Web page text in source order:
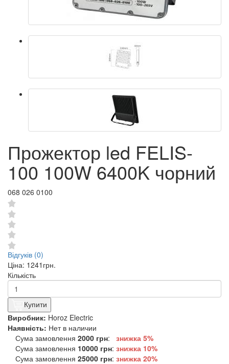
Прожектор led FELIS-
100 100W 6400K чорний
068 026 0100
Відгуків (0)
Ціна: 1241грн.
Кількість
Купити
Виробник: Horoz Electric
Наявність: Нет в наличии
Сума замовлення 2000 грн:
знижка 5%
Сума замовлення 10000 грн: знижка 10%
Сума замовлення 25000 грн: знижка 20%